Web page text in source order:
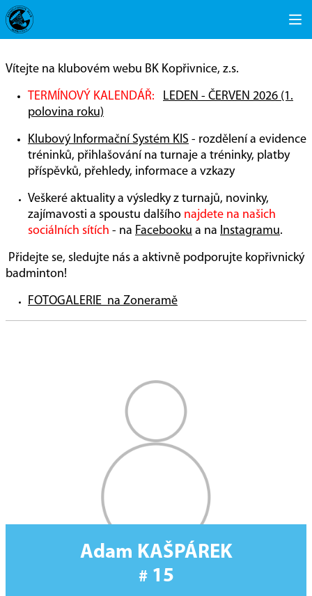
Vítejte na klubovém webu BK Kopřivnice, z.s.
TERMÍNOVÝ KALENDÁŘ: LEDEN - ČERVEN 2026 (1.
polovina roku)
Klubový Informační Systém KIS - rozdělení a evidence
tréninků, přihlašování na turnaje a tréninky, platby
příspěvků, přehledy, informace a vzkazy
Veškeré aktuality a výsledky z turnajů, novinky,
zajímavosti a spoustu dalšího najdete na našich
sociálních sítích - na Facebooku a na Instagramu.
Přidejte se, sledujte nás a aktivně podporujte kopřivnický
badminton!
FOTOGALERIE na Zoneramě
Adam KAŠPÁREK
# 15